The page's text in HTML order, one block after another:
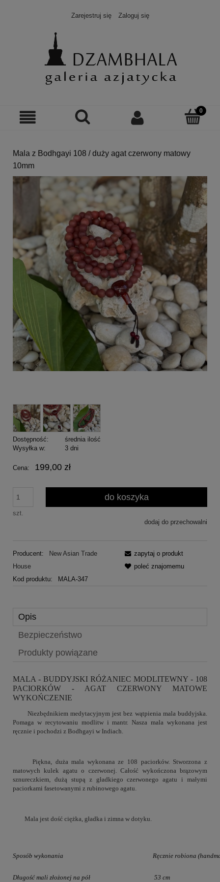
Zarejestruj się Zaloguj się
Mala z Bodhgayi 108 / duży agat czerwony matowy
10mm
Dostępność:
średnia ilość
Wysyłka w:
3 dni
Cena: 199,00 zł
szt.
do koszyka
dodaj do przechowalni
Producent:
New Asian Trade
House
Kod produktu:
MALA-347
zapytaj o produkt
poleć znajomemu
Opis
Bezpieczeństwo
Produkty powiązane
MALA - BUDDYJSKI RÓŻANIEC MODLITEWNY - 108
PACIORKÓW - AGAT CZERWONY MATOWE
WYKOŃCZENIE
Niezbędnikiem medytacyjnym jest bez wątpienia mala buddyjska.
Pomaga w recytowaniu modlitw i mantr. Nasza mala wykonana jest
ręcznie i pochodzi z Bodhgayi w Indiach.
Piękna, duża mala wykonana ze 108 paciorków. Stworzona z
matowych kulek agatu o czerwonej. Całość wykończona brązowym
sznureczkiem, dużą stupą z gładkiego czerwonego agatu i małymi
paciorkami fasetowanymi z rubinowego agatu.
Mala jest dość ciężka, gładka i zimna w dotyku.
Sposób wykonania Ręcznie robiona
Długość mali złożonej na pół 53 cm